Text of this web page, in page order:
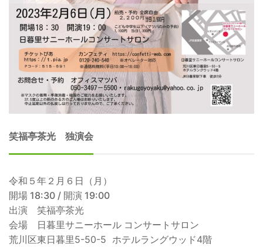
笑福亭茶光 独演会
令和５年２月６日（月）
開場 18:30 / 開演 19:00
出演 笑福亭茶光
会場 日暮里サニーホール コンサートサロン
荒川区東日暮里5-50-5 ホテルラングウッド4階